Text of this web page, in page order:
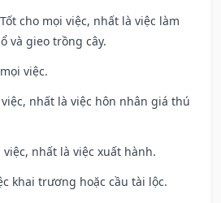
cho mọi việc, nhất là việc làm
và gieo trồng cây.
việc.
việc, nhất là việc hôn nhân giá thú
nhất là việc xuất hành.
khai trương hoặc cầu tài lộc.